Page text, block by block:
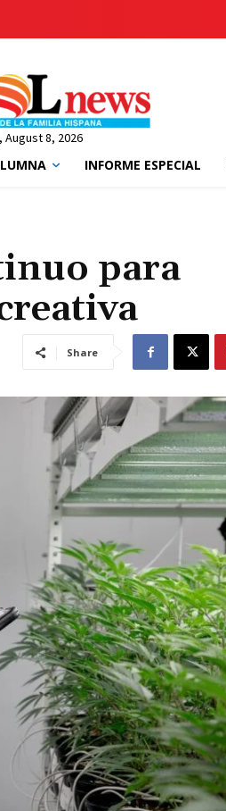
August 8, 2026
INFORME ESPECIAL
para
Share